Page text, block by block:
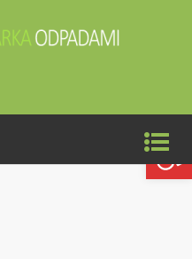
Open toolbar